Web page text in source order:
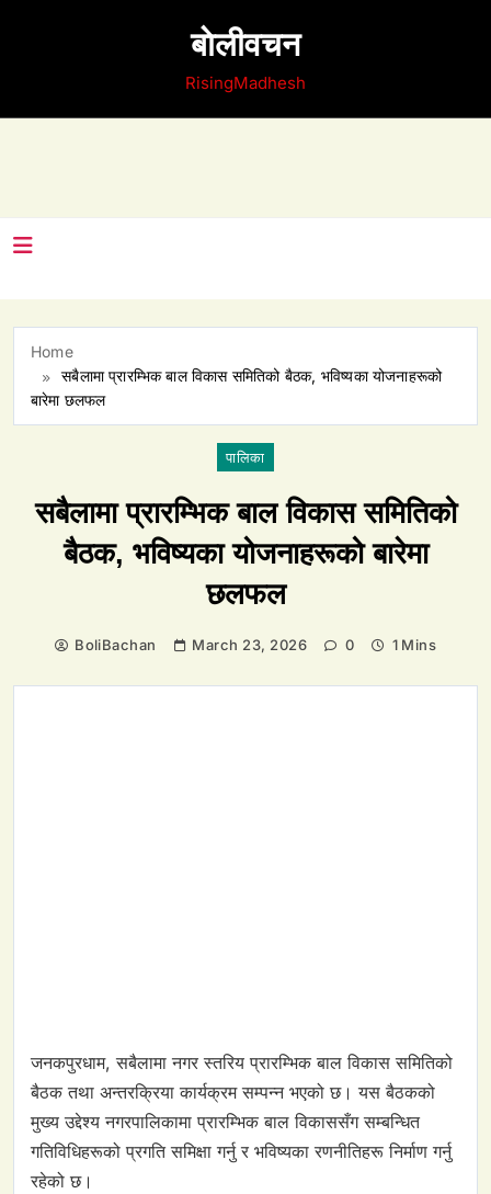
बाेलीवचन
RisingMadhesh
Home
सबैलामा प्रारम्भिक बाल विकास समितिको बैठक, भविष्यका योजनाहरूको
बारेमा छलफल
पालिका
सबैलामा प्रारम्भिक बाल विकास समितिको
बैठक, भविष्यका योजनाहरूको बारेमा
छलफल
BoliBachan March 23, 2026 0 1 Mins
जनकपुरधाम, सबैलामा नगर स्तरिय प्रारम्भिक बाल विकास समितिको
बैठक तथा अन्तरक्रिया कार्यक्रम सम्पन्न भएको छ। यस बैठकको
मुख्य उद्देश्य नगरपालिकामा प्रारम्भिक बाल विकाससँग सम्बन्धित
गतिविधिहरूको प्रगति समिक्षा गर्नु र भविष्यका रणनीतिहरू निर्माण गर्नु
रहेको छ।